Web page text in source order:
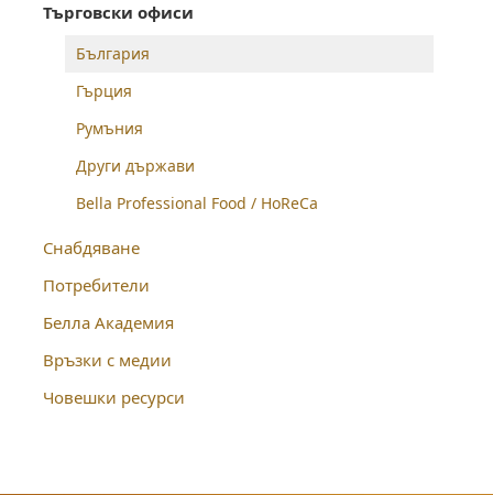
Търговски офиси
България
Гърция
Румъния
Други държави
Bella Professional Food / HoReCa
Снабдяване
Потребители
Белла Академия
Връзки с медии
Човешки ресурси